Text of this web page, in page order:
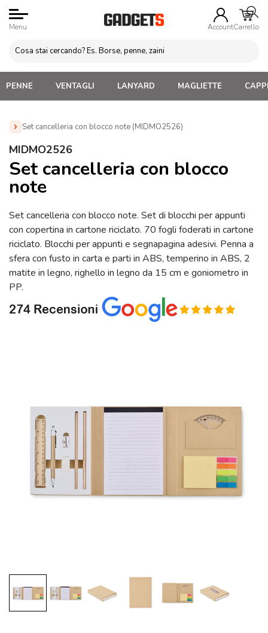
Menu AccountCarrello
PENNE VENTAGLI LANYARD MAGLIETTE
Set cancelleria con blocco note (MIDMO2526)
Home » Gadget da Ufficio
MIDMO2526
Set cancelleria con blocco
note
Set cancelleria con blocco note. Set di blocchi per appunti
con copertina in cartone riciclato. 70 fogli foderati in cartone
riciclato. Blocchi per appunti e segnapagina adesivi. Penna a
sfera con fusto in carta e parti in ABS, temperino in ABS, 2
matite in legno, righello in legno da 15 cm e goniometro in
PP.